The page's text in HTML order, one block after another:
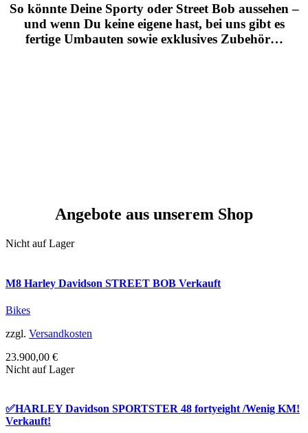
So könnte Deine Sporty oder Street Bob aussehen –
und wenn Du keine eigene hast, bei uns gibt es
fertige Umbauten sowie exklusives Zubehör…
Angebote aus unserem Shop
Nicht auf Lager
M8 Harley Davidson STREET BOB Verkauft
Bikes
zzgl. Versandkosten
23.900,00 €
Nicht auf Lager
✅HARLEY Davidson SPORTSTER 48 fortyeight /Wenig KM!
Verkauft!